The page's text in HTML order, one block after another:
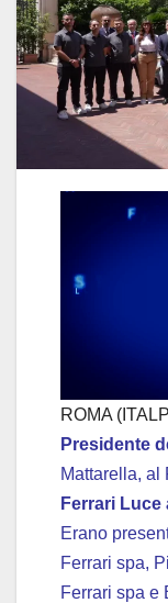
ROMA
Presidente
Mattarella, al
Ferrari Luce
Erano
Ferrari spa,
Ferrari spa e